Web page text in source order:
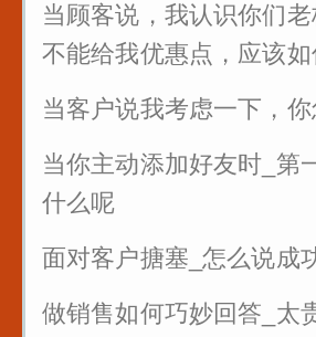
公司年会如何发言_为你
当顾客说，我认识你们
不能给我优惠点，应该
当客户说我考虑一下，你
当你主动添加好友时_第
什么呢
面对客户搪塞_怎么说成
做销售如何巧妙回答_太